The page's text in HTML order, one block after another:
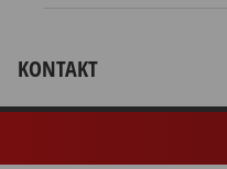
KONTAKT